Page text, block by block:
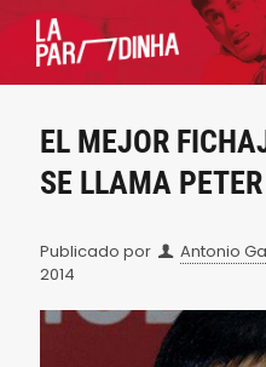
EL MEJOR
SE LLAMA
Publicado por Antonio
2014